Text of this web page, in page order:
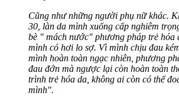
Cũng như những người phụ nữ khác.
30, làn da mình xuống cấp nghiêm
bè " mách nước" phương pháp trẻ hóa
mình có hơi lo sợ. Vì mình chịu đau
mình hoàn toàn ngạc nhiên, phương
đau đớn mà ngược lại còn hoàn toàn
trình trẻ hóa da, không ai còn có thể
mình".